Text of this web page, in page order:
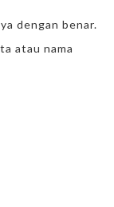
dengan benar.
atau nama